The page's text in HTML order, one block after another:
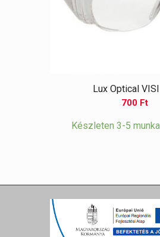
Lux Optical
700 Ft
Készleten 3-5